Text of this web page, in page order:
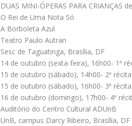
DUAS MINI-ÓPERAS PARA CRIANÇAS
O Rei de Uma Nota Só
A Borboleta Azul
Teatro Paulo Autran
Sesc de Taguatinga, Brasília, DF
14 de outubro (sexta-feira), 16h00- 1ª
15 de outubro (sábado), 14h00- 2ª récita
15 de outubro (sábado), 16h00- 3ª récita
16 de outubro (domingo), 17h00- 4ª
Auditório do Centro Cultural ADUnB
UnB, campus Darcy Ribeiro, Brasília, DF